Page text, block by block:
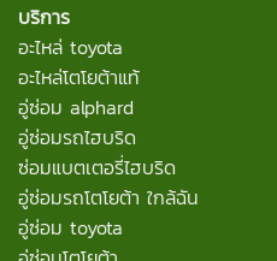
บริการ
อะไหล่ toyota
อะไหล่โตโยต้าแท้
อู่ซ่อม alphard
อู่ซ่อมรถไฮบริด
ซ่อมแบตเตอรี่ไฮบริด
อู่ซ่อมรถโตโยต้า ใกล้ฉัน
อู่ซ่อม toyota